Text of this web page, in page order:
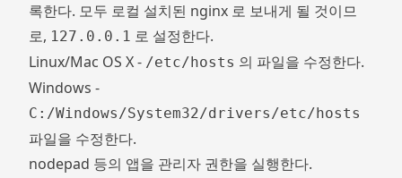
록한다. 모두 로컬 설치된 nginx 로 보내게 될 것이므
로, 127.0.0.1 로 설정한다.
Linux/Mac OS X - /etc/hosts 의 파일을 수정한다.
Windows -
C:/Windows/System32/drivers/etc/hosts
파일을 수정한다.
nodepad 등의 앱을 관리자 권한을 실행한다.